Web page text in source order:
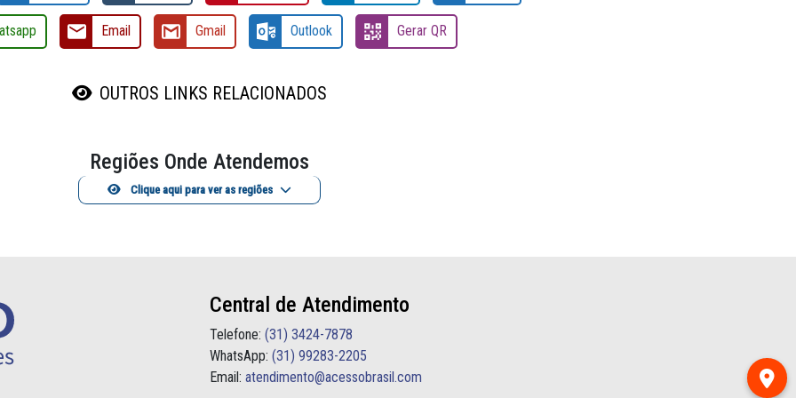
Email Gmail Outlook Gerar QR
OUTROS LINKS RELACIONADOS
Regiões Onde Atendemos
Clique aqui para ver as regiões
Central de Atendimento
Telefone: (31) 3424-7878
WhatsApp: (31) 99283-2205
Email: atendimento@acessobrasil.com